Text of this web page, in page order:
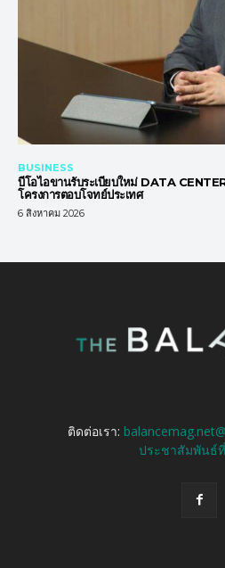
BUSINESS
บีโอไอขานรับระเบียบใหม่ DATA
โครงการตอบโจทย์ประเทศ
6 สิงหาคม 2026
ติดต่อเรา:
ประชาสัมพันธ์